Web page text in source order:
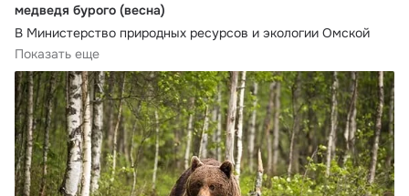
медведя бурого (весна)
В Министерство природных ресурсов и экологии Омской
области можно обратиться за получением разрешения на
добычу медведя бурого на весенний сезон охоты (с 1 апреля
по 30 мая), в следующих охотничьих угодьях:
ООУ Большереченского района – 1.
ООУ Знаменского района – 6.
ООУ Нижнеомского района – 2.
ООУ Тарского района – 25.
ООУ Тевризского района – 17.
Показать еще